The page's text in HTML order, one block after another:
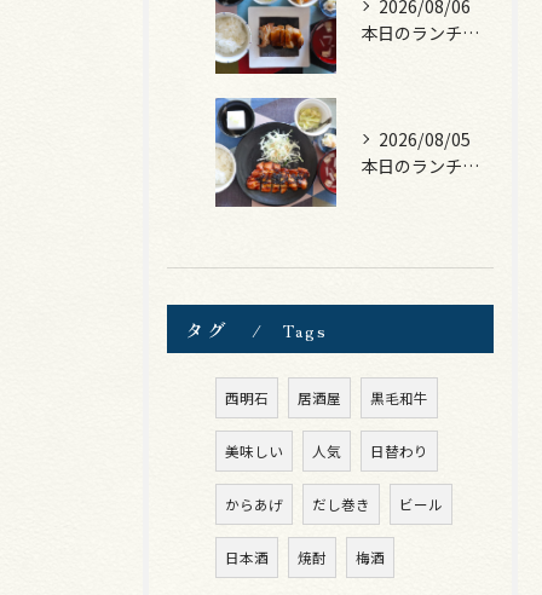
2026/08/06
本日のランチは、照焼きチキン！
2026/08/05
本日のランチは、ロース豚カツ梅はさみ！
タグ Tags
西明石 居酒屋 黒毛和牛
美味しい 人気 日替わり
からあげ だし巻き ビール
日本酒 焼酎 梅酒